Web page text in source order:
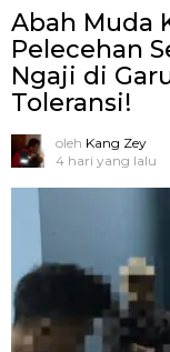
Abah Muda
Pelecehan
Ngaji di
Toleransi!
oleh Kang Zey
4 hari yang lalu